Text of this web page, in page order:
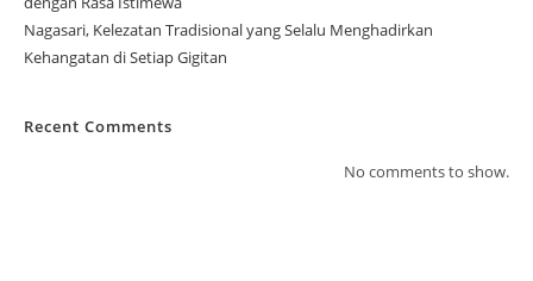
Nagasari, Kelezatan Tradisional yang Selalu Menghadirkan
Kehangatan di Setiap Gigitan
Recent Comments
No comments to show.